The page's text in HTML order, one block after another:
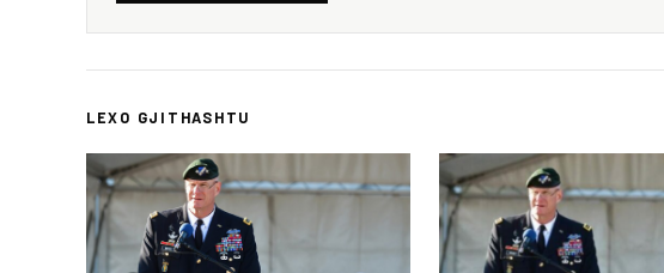
LEXO GJITHASHTU